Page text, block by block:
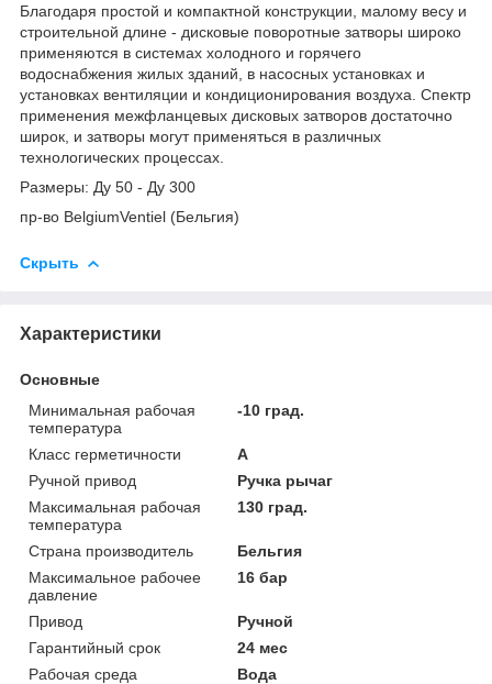
Благодаря простой и компактной конструкции, малому весу и
строительной длине - дисковые поворотные затворы широко
применяются в системах холодного и горячего
водоснабжения жилых зданий, в насосных установках и
установках вентиляции и кондиционирования воздуха. Спектр
применения межфланцевых дисковых затворов достаточно
широк, и затворы могут применяться в различных
технологических процессах.
Размеры: Ду 50 - Ду 300
пр-во BelgiumVentiel (Бельгия)
Скрыть
Характеристики
Основные
Минимальная рабочая
температура
-10 град.
Класс герметичности
А
Ручной привод
Ручка рычаг
Максимальная рабочая
температура
130 град.
Страна производитель
Бельгия
Максимальное рабочее
давление
16 бар
Привод
Ручной
Гарантийный срок
24 мес
Рабочая среда
Вода